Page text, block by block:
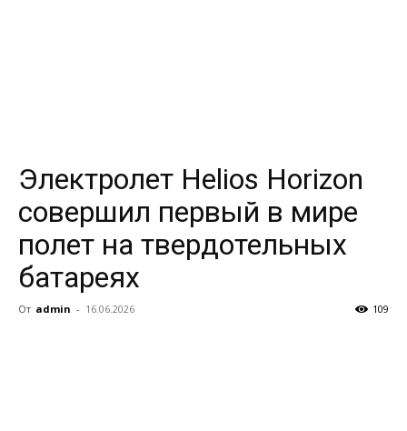
Электролет Helios Horizon
совершил первый в мире
полет на твердотельных
батареях
От admin - 16.06.2026 109